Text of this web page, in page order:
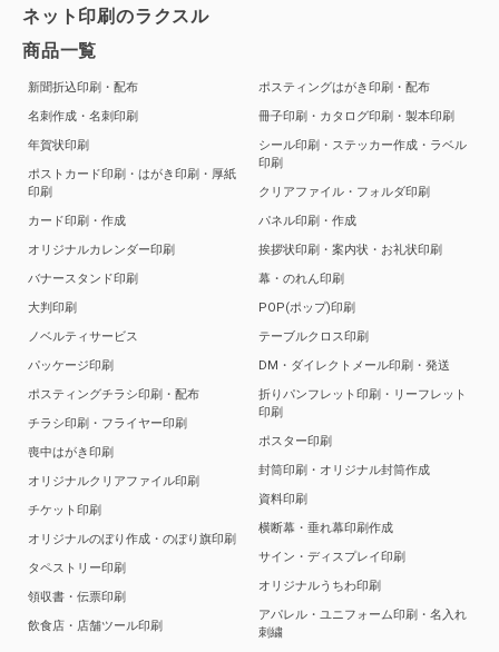
ネット印刷のラクスル
商品一覧
新聞折込印刷・配布
名刺作成・名刺印刷
年賀状印刷
ポストカード印刷・はがき印刷・厚紙
印刷
カード印刷・作成
オリジナルカレンダー印刷
バナースタンド印刷
大判印刷
ノベルティサービス
パッケージ印刷
ポスティングチラシ印刷・配布
チラシ印刷・フライヤー印刷
喪中はがき印刷
オリジナルクリアファイル印刷
チケット印刷
オリジナルのぼり作成・のぼり旗印刷
タペストリー印刷
領収書・伝票印刷
飲食店・店舗ツール印刷
ポスティングはがき印刷・配布
冊子印刷・カタログ印刷・製本印刷
シール印刷・ステッカー作成・ラベル
印刷
クリアファイル・フォルダ印刷
パネル印刷・作成
挨拶状印刷・案内状・お礼状印刷
幕・のれん印刷
POP(ポップ)印刷
テーブルクロス印刷
DM・ダイレクトメール印刷・発送
折りパンフレット印刷・リーフレット
印刷
ポスター印刷
封筒印刷・オリジナル封筒作成
資料印刷
横断幕・垂れ幕印刷作成
サイン・ディスプレイ印刷
オリジナルうちわ印刷
アパレル・ユニフォーム印刷・名入れ
刺繍